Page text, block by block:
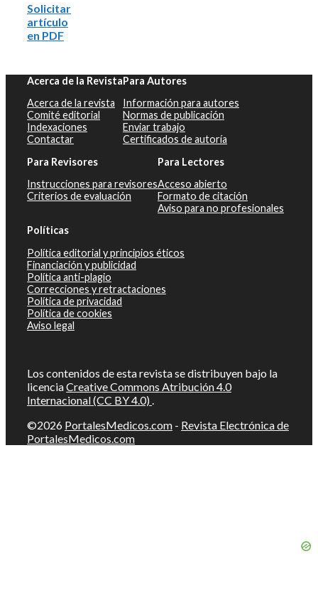
Solicitar
artículo
en PDF
Acerca de la Revista
Acerca de la revista
Comité editorial
Indexaciones
Contactar
Para Autores
Información para autores
Normas de publicación
Enviar trabajo
Certificados de autoría
Para Revisores
Instrucciones para revisores
Criterios de evaluación
Para Lectores
Acceso abierto
Formato de citación
Aviso para no profesionales
Políticas
Política editorial y principios éticos
Financiación y publicidad
Política anti-plagio
Correcciones y retractaciones
Política de privacidad
Política de cookies
Aviso legal
Los contenidos de esta revista se distribuyen bajo la
licenciaCreative Commons Atribución 4.0
Internacional (CC BY 4.0) .
©2026 PortalesMedicos.com - Revista Electrónica de
PortalesMedicos.com